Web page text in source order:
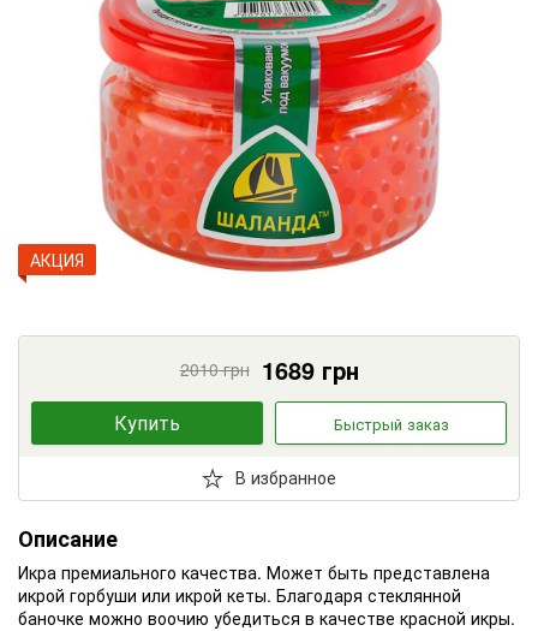
АКЦИЯ
2010грн 1689грн
Купить Быстрый заказ
В избранное
Описание
Икра премиального качества. Может быть представлена
икрой горбуши или икрой кеты. Благодаря стеклянной
баночке можно воочию убедиться в качестве красной икры.